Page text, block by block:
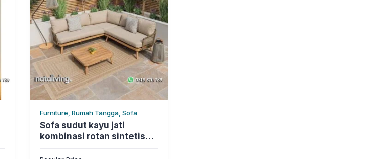
Furniture, Rumah Tangga, Sofa
Sofa sudut kayu jati
kombinasi rotan sintetis